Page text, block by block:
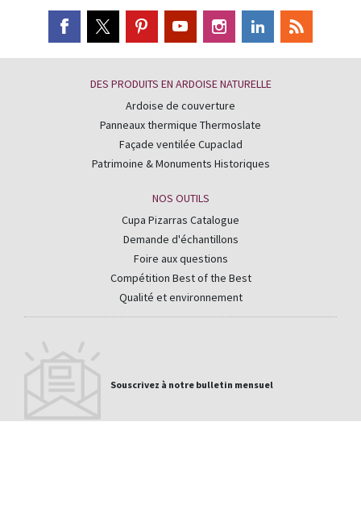
DES PRODUITS EN ARDOISE NATURELLE
Ardoise de couverture
Panneaux thermique Thermoslate
Façade ventilée Cupaclad
Patrimoine & Monuments Historiques
NOS OUTILS
Cupa Pizarras Catalogue
Demande d'échantillons
Foire aux questions
Compétition Best of the Best
Qualité et environnement
Souscrivez à notre bulletin mensuel